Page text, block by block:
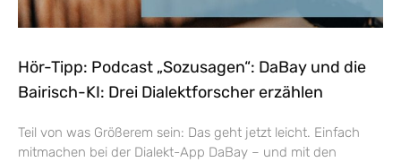
Hör-Tipp: Podcast „Sozusagen“: DaBay und die
Bairisch-KI: Drei Dialektforscher erzählen
Teil von was Größerem sein: Das geht jetzt leicht. Einfach
mitmachen bei der Dialekt-App DaBay – und mit den